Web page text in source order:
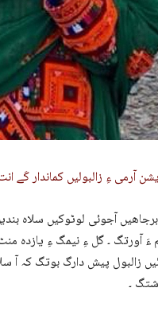
آرمی ءِ زالبولیں کماندار کَے
آجوئی لوٹوکیں سلاہ
ءَ آورتگ ۔ گل ءِ نیمگ ءِ
زالبول پیش دارگ بوتگ کہ آ
۔